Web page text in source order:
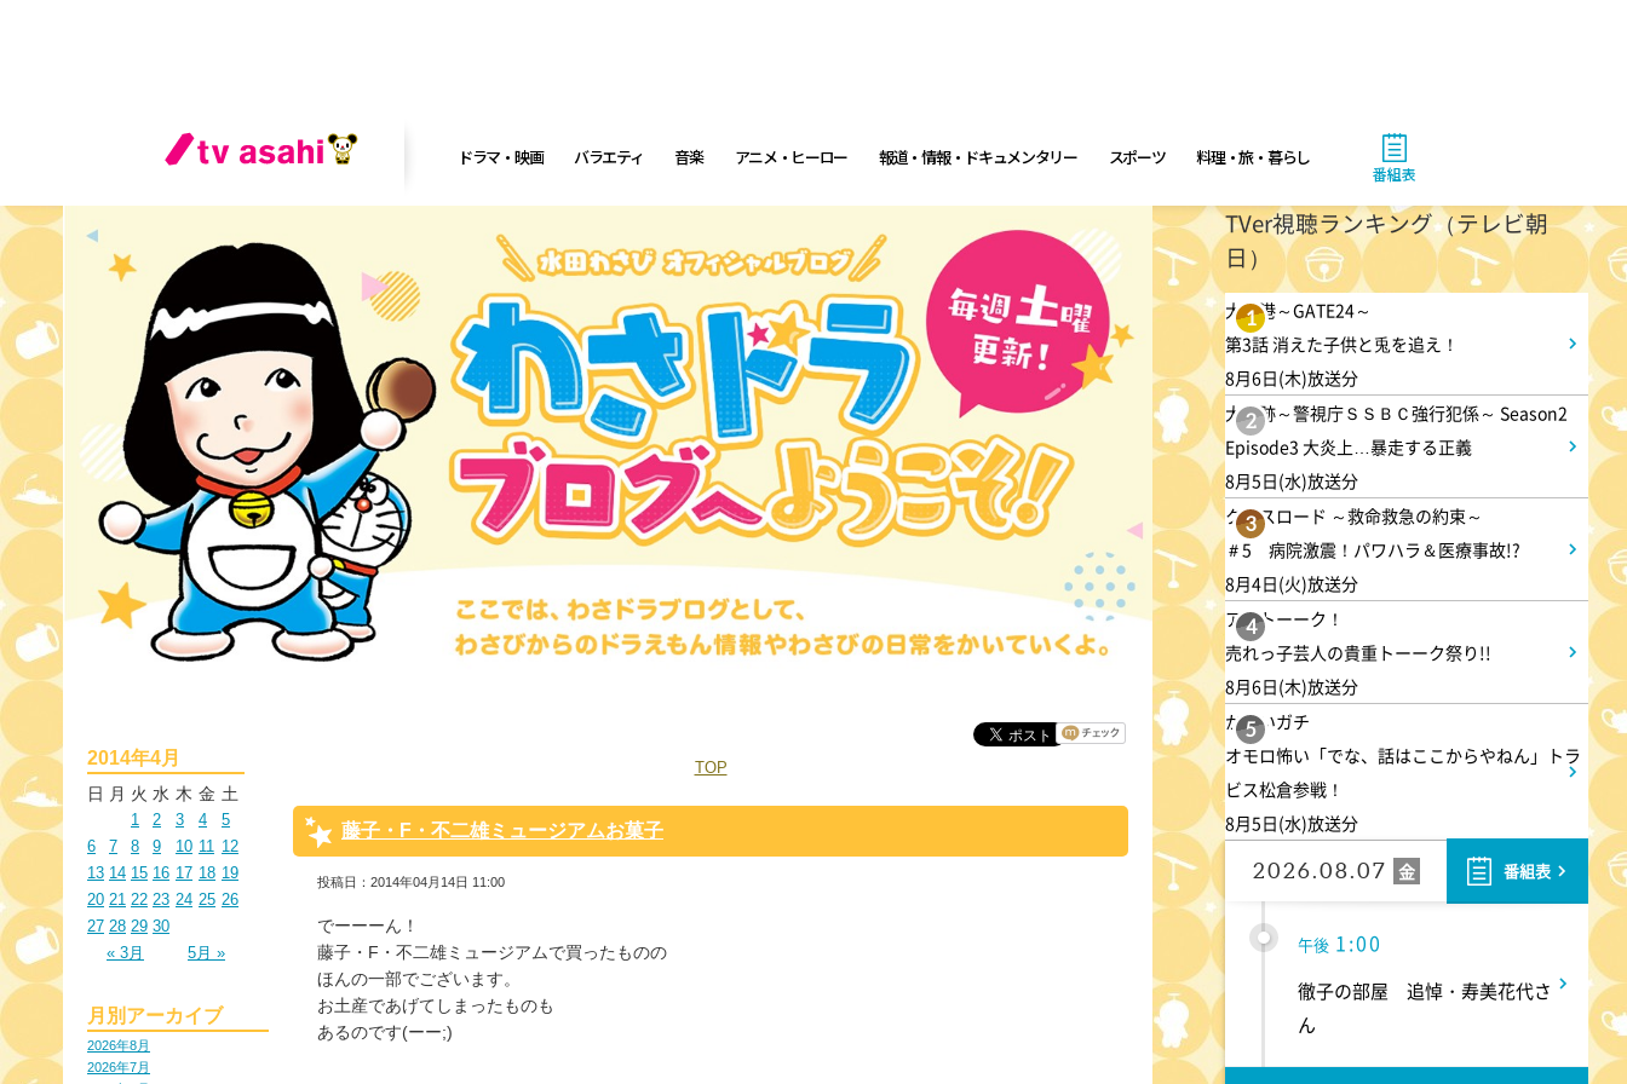
ドラマ・映画 バラエティ 音楽 アニメ・ヒーロー 報道・情報・ドキュメンタリー スポーツ 料理・旅・暮らし
番組表
2014年4月
日 月 火 水 木 金 土
1 2 3 4
5
6
7 8 9 10 11 12
13 14 15 16 17 18 19
20 21 22 23 24 25 26
27 28 29 30
« 3月
5月 »
月別アーカイブ
2026年8月
2026年7月
TOP
藤子・F・不二雄ミュージアムお菓子
投稿日：2014年04月14日 11:00
でーーーん！
藤子・F・不二雄ミュージアムで買ったものの
ほんの一部でございます。
お土産であげてしまったものも
あるのです(ーー;)
TVer視聴ランキング（テレビ朝
日）
1
大空港～GATE24～
第3話 消えた子供と兎を追え！
8月6日(木)放送分
2
大追跡～警視庁ＳＳＢＣ強行犯係～ Season2
Episode3 大炎上…暴走する正義
8月5日(水)放送分
3
クロスロード ～救命救急の約束～
＃5 病院激震！パワハラ＆医療事故!?
8月4日(火)放送分
4
アメトーーク！
売れっ子芸人の貴重トーーク祭り!!
8月6日(木)放送分
5
かまいガチ
オモロ怖い「でな、話はここからやねん」トラ
ビス松倉参戦！
8月5日(水)放送分
2026.08.07 金 番組表
あさ 4:55
グッド!モーニング
あさ 8:00
羽鳥慎一モーニングショー
午前 9:55
有働由美子の健康案内人! 夏
こそ気をつけたい腰痛!ぎっく
り腰の予防&対策
午前 10:10
じゅん散歩
午前 10:40
大下容子ワイド!スクランブル
午後 1:00
徹子の部屋 追悼・寿美花代さ
ん